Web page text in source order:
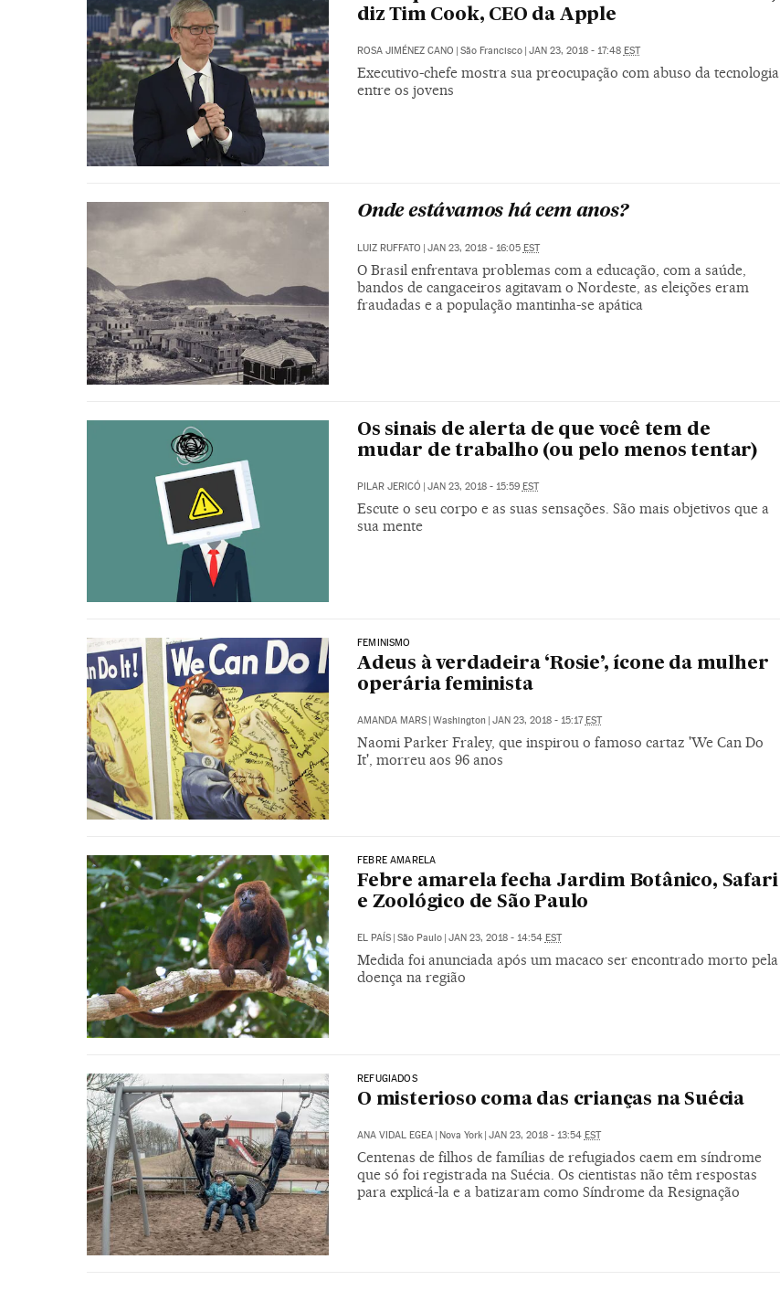
diz Tim Cook, CEO da Apple
ROSA JIMÉNEZ CANO São Francisco JAN 23, 2018 - 17:48 EST
Executivo-chefe mostra sua preocupação com abuso da tecnologia
entre os jovens
Onde estávamos há cem anos?
LUIZ RUFFATO | JAN 23, 2018 - 16:05 EST
O Brasil enfrentava problemas com a educação, com a saúde,
bandos de cangaceiros agitavam o Nordeste, as eleições eram
fraudadas e a população mantinha-se apática
Os sinais de alerta de que você tem de
mudar de trabalho (ou pelo menos tentar)
PILAR JERICÓ JAN 23, 2018 - 15:59 EST
Escute o seu corpo e as suas sensações. São mais objetivos que a
sua mente
FEMINISMO
Adeus à verdadeira ‘Rosie’, ícone da mulher
operária feminista
AMANDA MARS | Washington | JAN 23, 2018 - 15:17EST
Naomi Parker Fraley, que inspirou o famoso cartaz 'We Can Do
It', morreu aos 96 anos
FEBRE AMARELA
Febre amarela fecha Jardim Botânico, Safari
e Zoológico de São Paulo
EL PAÍS São Paulo JAN 23, 2018 - 14:54 EST
Medida foi anunciada após um macaco ser encontrado morto pela
doença na região
REFUGIADOS
O misterioso coma das crianças na Suécia
ANA VIDAL EGEA | Nova York | JAN 23, 2018 - 13:54 EST
Centenas de filhos de famílias de refugiados caem em síndrome
que só foi registrada na Suécia. Os cientistas não têm respostas
para explicá-la e a batizaram como Síndrome da Resignação